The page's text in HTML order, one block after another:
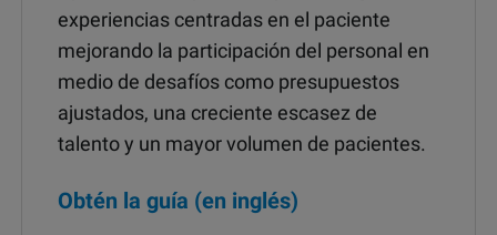
experiencias centradas en el paciente
mejorando la participación del personal en
medio de desafíos como presupuestos
ajustados, una creciente escasez de
talento y un mayor volumen de pacientes.
Obtén la guía (en inglés)